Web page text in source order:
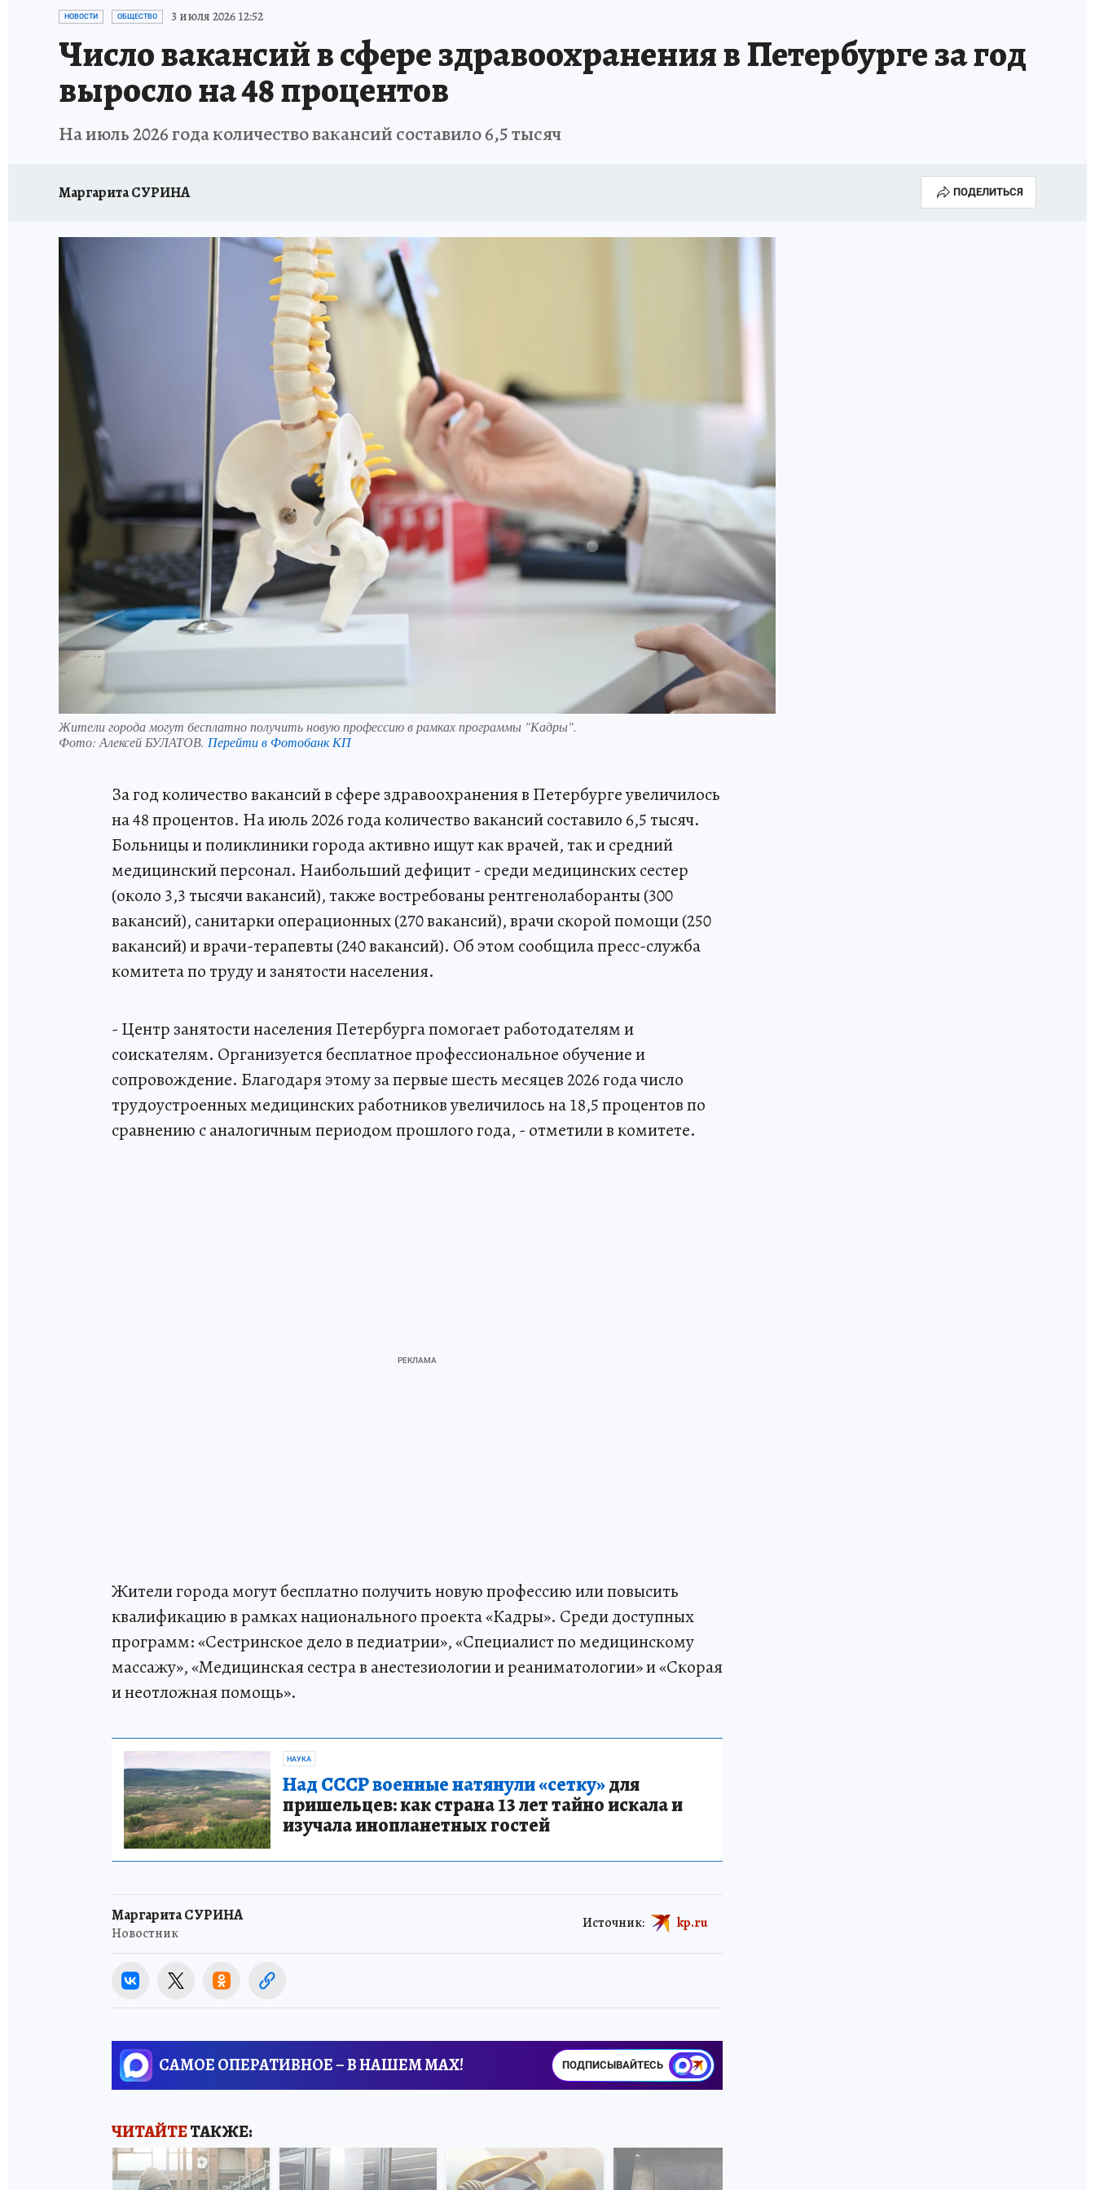
ПЕТЕРБУРГСКАЯ СТРОЙКА
НОВОСТИ ОБЩЕСТВО 3 июля 2026 12:52
Число вакансий в сфере здравоохранения в Петербурге за год
выросло на 48 процентов
На июль 2026 года количество вакансий составило 6,5 тысяч
Маргарита СУРИНА ПОДЕЛИТЬСЯ
Жители города могут бесплатно получить новую профессию в рамках программы "Кадры".
Фото: Алексей БУЛАТОВ. Перейти в Фотобанк КП
За год количество вакансий в сфере здравоохранения в Петербурге увеличилось
на 48 процентов. На июль 2026 года количество вакансий составило 6,5 тысяч.
Больницы и поликлиники города активно ищут как врачей, так и средний
медицинский персонал. Наибольший дефицит - среди медицинских сестер
(около 3,3 тысячи вакансий), также востребованы рентгенолаборанты (300
вакансий), санитарки операционных (270 вакансий), врачи скорой помощи (250
вакансий) и врачи-терапевты (240 вакансий). Об этом сообщила пресс-служба
комитета по труду и занятости населения.
- Центр занятости населения Петербурга помогает работодателям и
соискателям. Организуется бесплатное профессиональное обучение и
сопровождение. Благодаря этому за первые шесть месяцев 2026 года число
трудоустроенных медицинских работников увеличилось на 18,5 процентов по
сравнению с аналогичным периодом прошлого года, - отметили в комитете.
Жители города могут бесплатно получить новую профессию или повысить
квалификацию в рамках национального проекта «Кадры». Среди доступных
программ: «Сестринское дело в педиатрии», «Специалист по медицинскому
массажу», «Медицинская сестра в анестезиологии и реаниматологии» и «Скорая
и неотложная помощь».
НАУКА
Над СССР военные натянули «сетку»для
пришельцев: как страна 13 лет тайно искала и
изучала инопланетных гостей
Маргарита СУРИНА
Новостник
Источник: kp.ru
САМОЕ ОПЕРАТИВНОЕ – В НАШЕМ MAX! ПОДПИСЫВАЙТЕСЬ
ЧИТАЙТЕТАКЖЕ: